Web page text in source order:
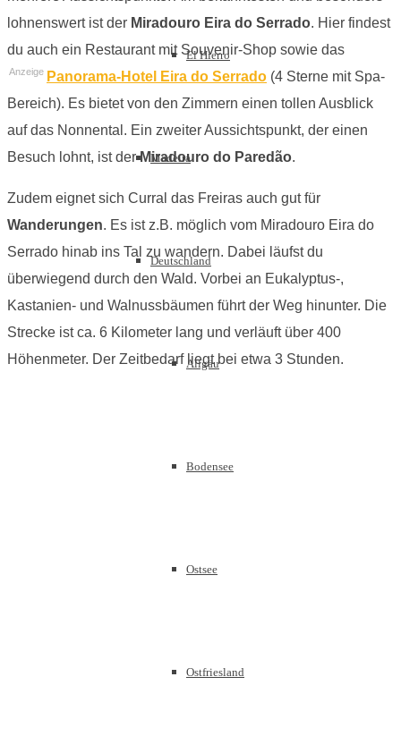
El Hierro
Madeira
Deutschland
Allgäu
Bodensee
Ostsee
Ostfriesland
lohnenswert ist der Miradouro Eira do Serrado. Hier findest
du auch ein Restaurant mit Souvenir-Shop sowie das
Anzeige Panorama-Hotel Eira do Serrado (4 Sterne mit Spa-
Bereich). Es bietet von den Zimmern einen tollen Ausblick
auf das Nonnental. Ein zweiter Aussichtspunkt, der einen
Besuch lohnt, ist derMiradouro do Paredão.
Zudem eignet sich Curral das Freiras auch gut für
Wanderungen. Es ist z.B. möglich vom Miradouro Eira do
Serrado hinab ins Tal zu wandern. Dabei läufst du
überwiegend durch den Wald. Vorbei an Eukalyptus-,
Kastanien- und Walnussbäumen führt der Weg hinunter. Die
Strecke ist ca. 6 Kilometer lang und verläuft über 400
Höhenmeter. Der Zeitbedarf liegt bei etwa 3 Stunden.